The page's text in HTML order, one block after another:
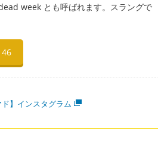
week とも呼ばれます。スラングで
46
ド】インスタグラム